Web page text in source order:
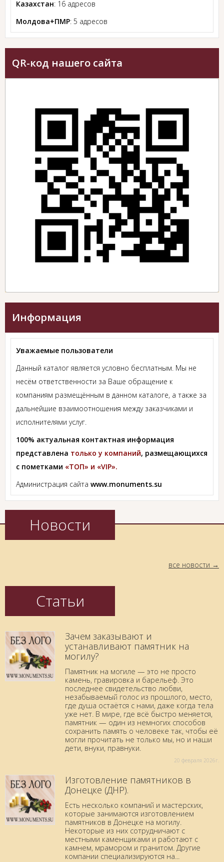
Казахстан: 16 адресов
Молдова+ПМР: 5 адресов
QR-код нашего сайта
Информация
Уважаемые пользователи
Данный каталог является условно бесплатным. Мы не
несём ответственности за Ваше обращение к
компаниям размещённым в данном каталоге, а также за
дальнейшие взаимоотношения между заказчиками и
исполнителями услуг.
100% актуальная контактная информация
представлена только у компаний, размещающихся
с пометками «ТОП» и «VIP».
Администрация сайта www.monuments.su
Новости
все новости
Статьи
Зачем заказывают и
устанавливают памятник на
могилу?
Памятник на могиле — это не просто
камень, гравировка и барельеф. Это
последнее свидетельство любви,
незабываемый голос из прошлого, место,
где душа остаётся с нами, даже когда тела
уже нет. В мире, где всё быстро меняется,
памятник — один из немногих способов
сохранить память о человеке так, чтобы её
могли прочитать не только мы, но и наши
дети, внуки, правнуки.
20 февраля 2026г.
Изготовление памятников в
Донецке (ДНР).
Есть несколько компаний и мастерских,
которые занимаются изготовлением
памятников в Донецке на могилу.
Некоторые из них сотрудничают с
местными каменщиками и работают с
камнем, мрамором и гранитом. Другие
компании специализируются на...